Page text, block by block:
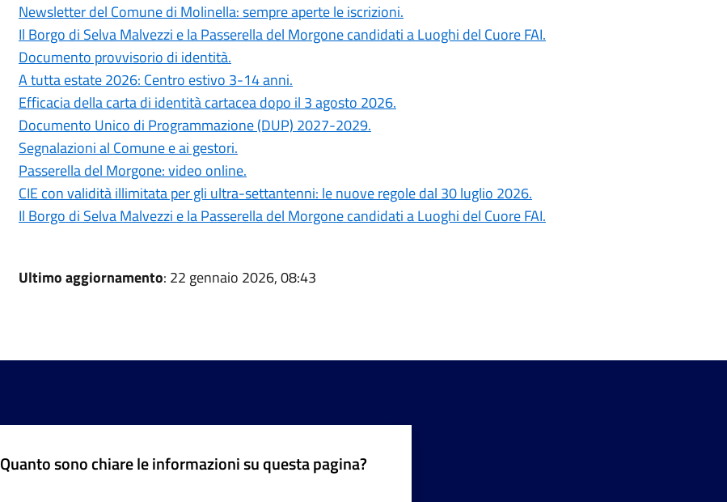
Newsletter del Comune di Molinella: sempre aperte le iscrizioni.
Il Borgo di Selva Malvezzi e la Passerella del Morgone candidati a Luoghi del Cuore FAI.
Documento provvisorio di identità.
A tutta estate 2026: Centro estivo 3-14 anni.
Efficacia della carta di identità cartacea dopo il 3 agosto 2026.
Documento Unico di Programmazione (DUP) 2027-2029.
Segnalazioni al Comune e ai gestori.
Passerella del Morgone: video online.
CIE con validità illimitata per gli ultra-settantenni: le nuove regole dal 30 luglio 2026.
Il Borgo di Selva Malvezzi e la Passerella del Morgone candidati a Luoghi del Cuore FAI.
Ultimo aggiornamento: 22 gennaio 2026, 08:43
Quanto sono chiare le informazioni su questa pagina?